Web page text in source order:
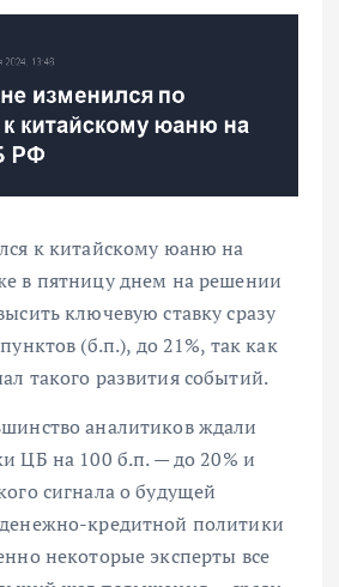
к китайскому юаню на
в пятницу днем на решении
ключевую ставку сразу
(б.п.), до 21%, так как
такого развития событий.
аналитиков ждали
ЦБ на 100 б.п. — до 20% и
сигнала о будущей
кредитной политики
некоторые эксперты все